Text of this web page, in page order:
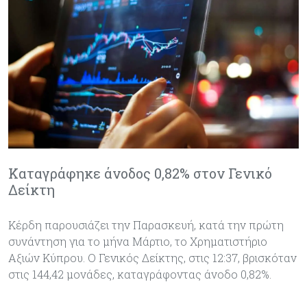
Καταγράφηκε άνοδος 0,82% στον Γενικό
Δείκτη
Κέρδη παρουσιάζει την Παρασκευή, κατά την πρώτη
συνάντηση για το μήνα Μάρτιο, το Χρηματιστήριο
Αξιών Κύπρου. Ο Γενικός Δείκτης, στις 12:37, βρισκόταν
στις 144,42 μονάδες, καταγράφοντας άνοδο 0,82%.